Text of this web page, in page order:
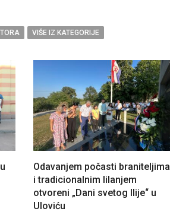
VIŠE IZ KATEGORIJE
Odavanjem počasti braniteljima
i tradicionalnim lilanjem
otvoreni „Dani svetog Ilije“ u
Uloviću